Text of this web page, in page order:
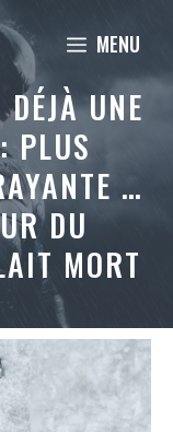
MENU
UNE
PLUS
…
DU
MORT